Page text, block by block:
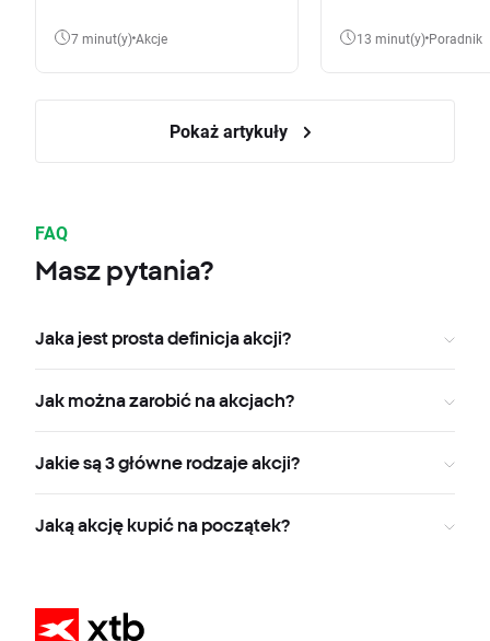
7 minut(y) Akcje 13 minut(y) Poradnik
Pokaż artykuły
FAQ
Masz pytania?
Jaka jest prosta definicja akcji?
Jak można zarobić na akcjach?
Jakie są 3 główne rodzaje akcji?
Jaką akcję kupić na początek?